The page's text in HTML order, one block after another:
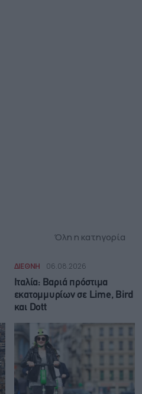
Όλη η κατηγορία
ΔΙΕΘΝΗ 06.08.2026
Ιταλία: Βαριά πρόστιμα
εκατομμυρίων σε Lime, Bird
και Dott